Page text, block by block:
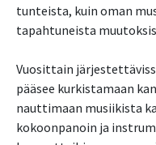
tunteista, kuin oman
tapahtuneista
Vuosittain
pääsee kurkistamaan
nauttimaan musiikista
kokoonpanoin ja